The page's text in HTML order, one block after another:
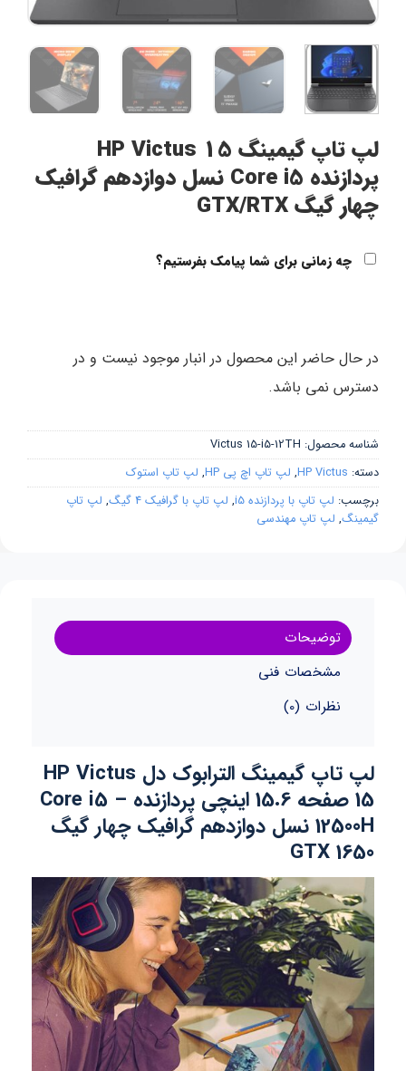
لپ تاپ گیمینگ HP Victus 15
پردازنده Core i5 نسل دوازدهم گرافیک
چهار گیگ GTX/RTX
چه زمانی برای شما پیامک بفرستیم؟
در حال حاضر این محصول در انبار موجود نیست و در
دسترس نمی باشد.
شناسه محصول: Victus 15-i5-12TH
دسته: HP Victus
, لپ تاپ اچ پی HP , لپ تاپ استوک
برچسب: لپ تاپ با پردازنده i5 , لپ تاپ با گرافیک 4 گیگ , لپ تاپ
گیمینگ, لپ تاپ مهندسی
توضیحات
مشخصات فنی
نظرات (0)
لپ تاپ گیمینگ الترابوک دل HP Victus
15 صفحه 15.6 اینچی پردازنده Core i5 –
12500H نسل دوازدهم گرافیک چهار گیگ
GTX 1650